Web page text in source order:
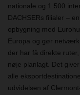
nationale og 1.500
DACHSERs filialer –
opbygning med
Europa og gør
der har få direkte
nøje planlagt. Det
alle
udvidelsen af